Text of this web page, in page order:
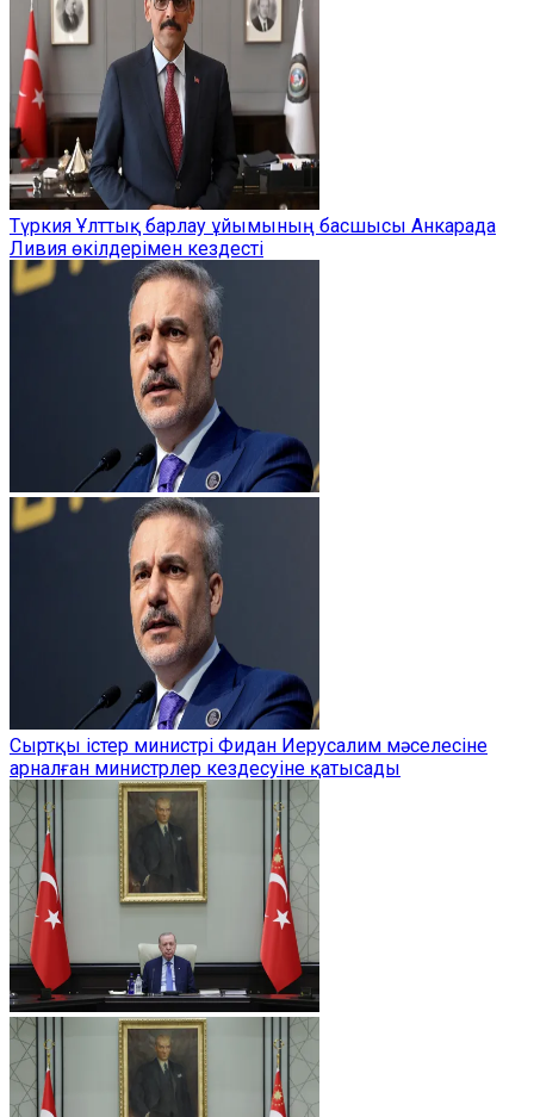
Түркия Ұлттық барлау ұйымының басшысы Анкарада
Ливия өкілдерімен кездесті
Сыртқы істер министрі Фидан Иерусалим мәселесіне
арналған министрлер кездесуіне қатысады